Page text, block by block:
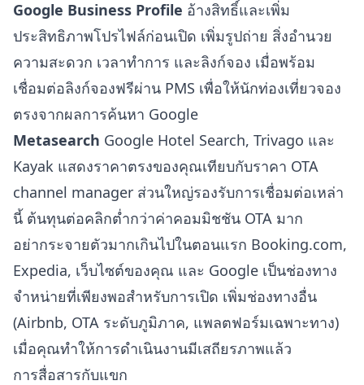
Google Business Profile อ้างสิทธิ์และเพิ่ม
ประสิทธิภาพโปรไฟล์ก่อนเปิด เพิ่มรูปถ่าย สิ่งอำนวย
ความสะดวก เวลาทำการ และลิงก์จอง เมื่อพร้อม
เชื่อมต่อลิงก์จองฟรีผ่าน PMS เพื่อให้นักท่องเที่ยวจอง
ตรงจากผลการค้นหา Google
Metasearch Google Hotel Search, Trivago และ
Kayak แสดงราคาตรงของคุณเทียบกับราคา OTA
channel manager ส่วนใหญ่รองรับการเชื่อมต่อเหล่า
นี้ ต้นทุนต่อคลิกต่ำกว่าค่าคอมมิชชัน OTA มาก
อย่ากระจายตัวมากเกินไปในตอนแรก Booking.com,
Expedia, เว็บไซต์ของคุณ และ Google เป็นช่องทาง
จำหน่ายที่เพียงพอสำหรับการเปิด เพิ่มช่องทางอื่น
(Airbnb, OTA ระดับภูมิภาค, แพลตฟอร์มเฉพาะทาง)
เมื่อคุณทำให้การดำเนินงานมีเสถียรภาพแล้ว
การสื่อสารกับแขก